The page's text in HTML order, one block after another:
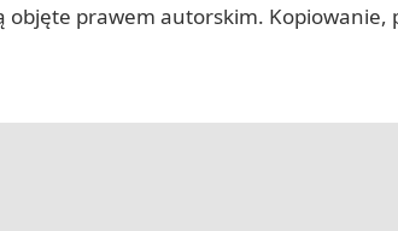
objęte prawem autorskim.